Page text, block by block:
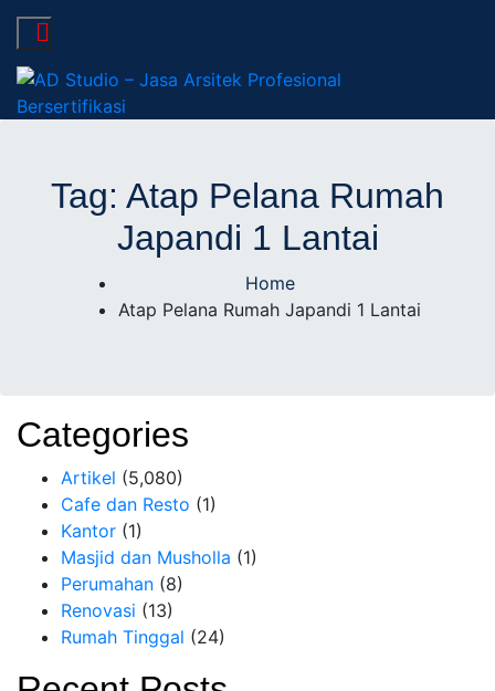
Arsitek Profesional
Bersertifikasi
Tag: Atap Pelana Rumah
Japandi 1 Lantai
Home
Atap Pelana Rumah Japandi 1 Lantai
Categories
Artikel (5,080)
Cafe dan Resto (1)
Kantor (1)
Masjid dan Musholla (1)
Perumahan (8)
Renovasi (13)
Rumah Tinggal (24)